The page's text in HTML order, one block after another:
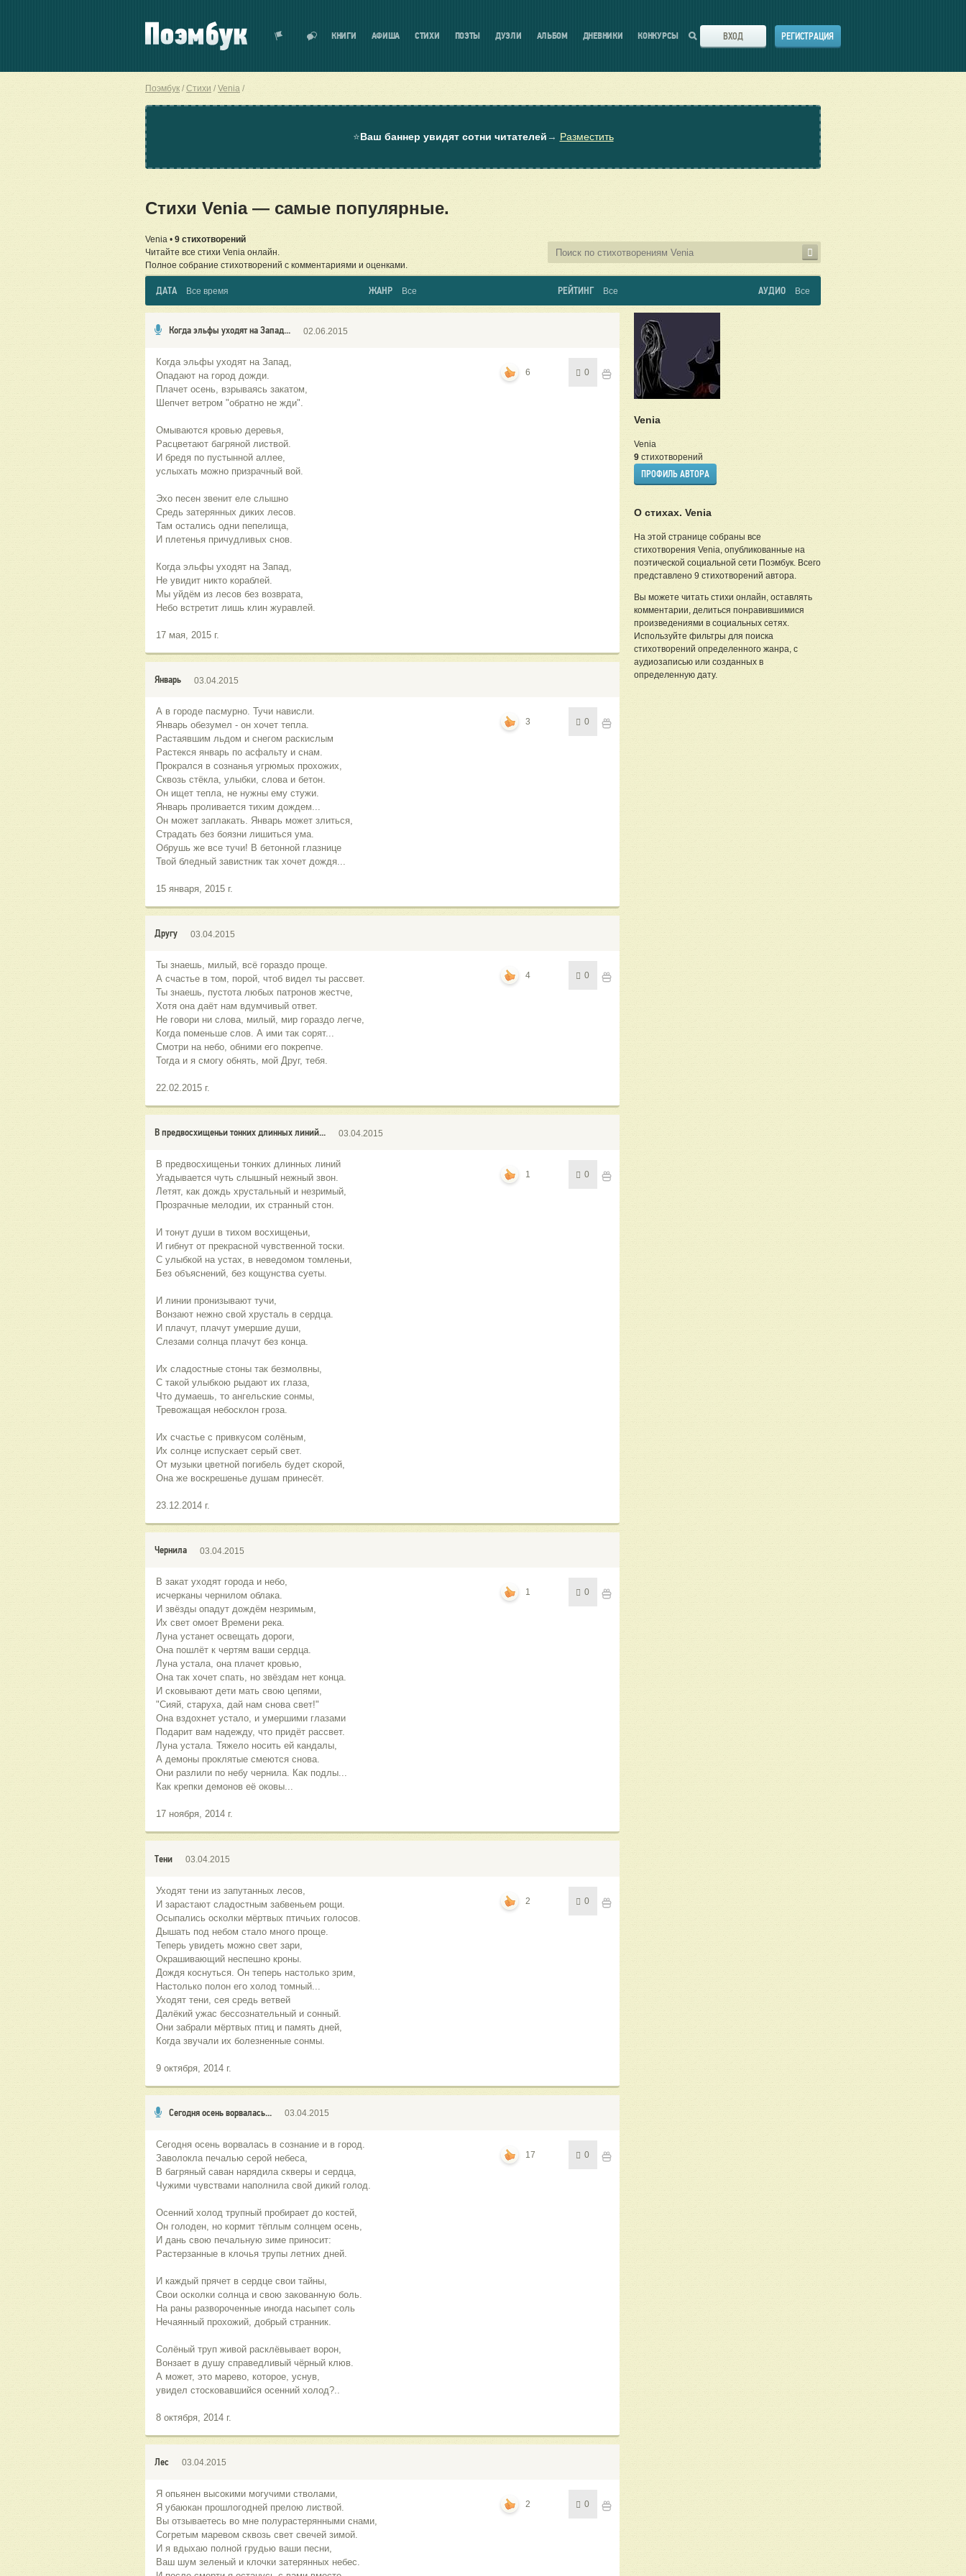
КНИГИ АФИША СТИХИ ПОЭТЫ ДУЭЛИ АЛЬБОМ ДНЕВНИКИ КОНКУРСЫ ВХОД РЕГИСТРАЦИЯ
Поэмбук Стихи Venia
⭐Ваш баннер увидят сотни читателей → Разместить
Стихи Venia — самые популярные.
Venia • 9 стихотворений
Читайте все стихи Venia онлайн.
Полное собрание стихотворений с комментариями и оценками.
ДАТА Все время ЖАНР Все РЕЙТИНГ Все АУДИО Все
Когда эльфы уходят на Запад... 02.06.2015
Когда эльфы уходят на Запад,
Опадают на город дожди.
Плачет осень, взрываясь закатом,
Шепчет ветром "обратно не жди".
Омываются кровью деревья,
Расцветают багряной листвой.
И бредя по пустынной аллее,
услыхать можно призрачный вой.
Эхо песен звенит еле слышно
Средь затерянных диких лесов.
Там остались одни пепелища,
И плетенья причудливых снов.
Когда эльфы уходят на Запад,
Не увидит никто кораблей.
Мы уйдём из лесов без возврата,
Небо встретит лишь клин журавлей.
17 мая, 2015 г.
6 0
Январь 03.04.2015
А в городе пасмурно. Тучи нависли.
Январь обезумел - он хочет тепла.
Растаявшим льдом и снегом раскислым
Растекся январь по асфальту и снам.
Прокрался в сознанья угрюмых прохожих,
Сквозь стёкла, улыбки, слова и бетон.
Он ищет тепла, не нужны ему стужи.
Январь проливается тихим дождем...
Он может заплакать. Январь может злиться,
Страдать без боязни лишиться ума.
Обрушь же все тучи! В бетонной глазнице
Твой бледный завистник так хочет дождя...
15 января, 2015 г.
3 0
Другу 03.04.2015
Ты знаешь, милый, всё гораздо проще.
А счастье в том, порой, чтоб видел ты рассвет.
Ты знаешь, пустота любых патронов жестче,
Хотя она даёт нам вдумчивый ответ.
Не говори ни слова, милый, мир гораздо легче,
Когда поменьше слов. А ими так сорят...
Смотри на небо, обними его покрепче.
Тогда и я смогу обнять, мой Друг, тебя.
22.02.2015 г.
4 0
В предвосхищеньи тонких длинных линий... 03.04.2015
В предвосхищеньи тонких длинных линий
Угадывается чуть слышный нежный звон.
Летят, как дождь хрустальный и незримый,
Прозрачные мелодии, их странный стон.
И тонут души в тихом восхищеньи,
И гибнут от прекрасной чувственной тоски.
С улыбкой на устах, в неведомом томленьи,
Без объяснений, без кощунства суеты.
И линии пронизывают тучи,
Вонзают нежно свой хрусталь в сердца.
И плачут, плачут умершие души,
Слезами солнца плачут без конца.
Их сладостные стоны так безмолвны,
С такой улыбкою рыдают их глаза,
Что думаешь, то ангельские сонмы,
Тревожащая небосклон гроза.
Их счастье с привкусом солёным,
Их солнце испускает серый свет.
От музыки цветной погибель будет скорой,
Она же воскрешенье душам принесёт.
23.12.2014 г.
1 0
Чернила 03.04.2015
В закат уходят города и небо,
исчерканы чернилом облака.
И звёзды опадут дождём незримым,
Их свет омоет Времени река.
Луна устанет освещать дороги,
Она пошлёт к чертям ваши сердца.
Луна устала, она плачет кровью,
Она так хочет спать, но звёздам нет конца.
И сковывают дети мать свою цепями,
"Сияй, старуха, дай нам снова свет!"
Она вздохнет устало, и умершими глазами
Подарит вам надежду, что придёт рассвет.
Луна устала. Тяжело носить ей кандалы,
А демоны проклятые смеются снова.
Они разлили по небу чернила. Как подлы...
Как крепки демонов её оковы...
17 ноября, 2014 г.
1 0
Тени 03.04.2015
Уходят тени из запутанных лесов,
И зарастают сладостным забвеньем рощи.
Осыпались осколки мёртвых птичьих голосов.
Дышать под небом стало много проще.
Теперь увидеть можно свет зари,
Окрашивающий неспешно кроны.
Дождя коснуться. Он теперь настолько зрим,
Настолько полон его холод томный...
Уходят тени, сея средь ветвей
Далёкий ужас бессознательный и сонный.
Они забрали мёртвых птиц и память дней,
Когда звучали их болезненные сонмы.
9 октября, 2014 г.
2 0
Сегодня осень ворвалась... 03.04.2015
Сегодня осень ворвалась в сознание и в город.
Заволокла печалью серой небеса,
В багряный саван нарядила скверы и сердца,
Чужими чувствами наполнила свой дикий голод.
Осенний холод трупный пробирает до костей,
Он голоден, но кормит тёплым солнцем осень,
И дань свою печальную зиме приносит:
Растерзанные в клочья трупы летних дней.
И каждый прячет в сердце свои тайны,
Свои осколки солнца и свою закованную боль.
На раны развороченные иногда насыпет соль
Нечаянный прохожий, добрый странник.
Солёный труп живой расклёвывает ворон,
Вонзает в душу справедливый чёрный клюв.
А может, это марево, которое, уснув,
увидел стосковавшийся осенний холод?..
8 октября, 2014 г.
17 0
Лес 03.04.2015
Я опьянен высокими могучими стволами,
Я убаюкан прошлогодней прелою листвой.
Вы отзываетесь во мне полурастерянными снами,
Согретым маревом сквозь свет свечей зимой.
И я вдыхаю полной грудью ваши песни,
Ваш шум зеленый и клочки затерянных небес.
2 0
Venia
Venia
9стихотворений
ПРОФИЛЬ АВТОРА
О стихах. Venia
На этой странице собраны все
стихотворения Venia, опубликованные на
поэтической социальной сети Поэмбук. Всего
представлено 9 стихотворений автора.
Вы можете читать стихи онлайн, оставлять
комментарии, делиться понравившимися
произведениями в социальных сетях.
Используйте фильтры для поиска
стихотворений определенного жанра, с
аудиозаписью или созданных в
определенную дату.